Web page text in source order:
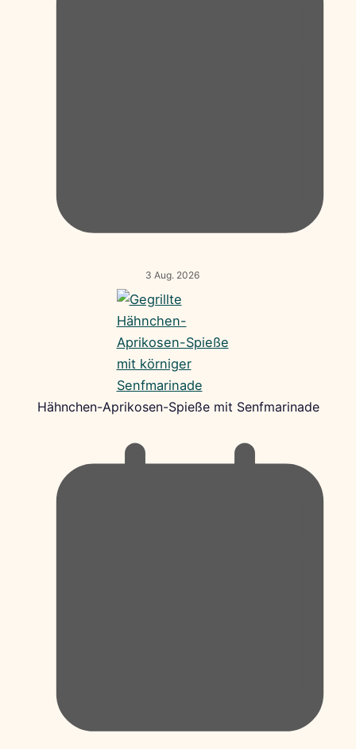
3 Aug. 2026
Hähnchen-Aprikosen-Spieße mit Senfmarinade